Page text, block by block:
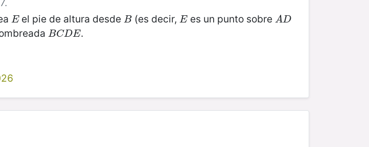
E
E el pie de altura desdeB
B (es decir,E
E es un punto sobreAD
AD
BCDE
BCDE .